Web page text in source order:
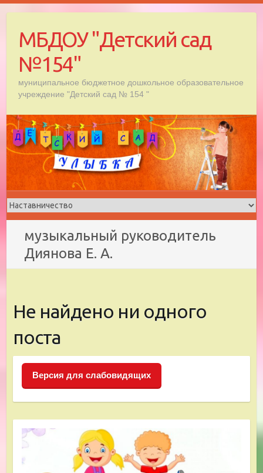
contentМБДОУ "Детский сад
№154"
муниципальное бюджетное дошкольное образовательное
учреждение "Детский сад № 154 "
музыкальный руководитель
Диянова Е. А.
Не найдено ни одного
поста
Версия для слабовидящих